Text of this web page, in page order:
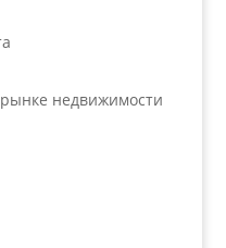
недвижимости